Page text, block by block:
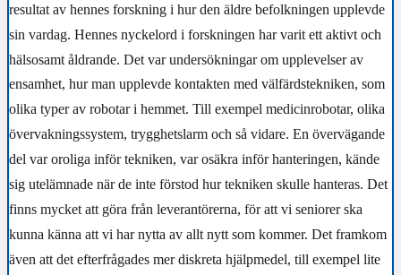
resultat av hennes forskning i hur den äldre befolkningen upplevde
sin vardag. Hennes nyckelord i forskningen har varit ett aktivt och
hälsosamt åldrande. Det var undersökningar om upplevelser av
ensamhet, hur man upplevde kontakten med välfärdstekniken, som
olika typer av robotar i hemmet. Till exempel medicinrobotar, olika
övervakningssystem, trygghetslarm och så vidare. En övervägande
del var oroliga inför tekniken, var osäkra inför hanteringen, kände
sig utelämnade när de inte förstod hur tekniken skulle hanteras. Det
finns mycket att göra från leverantörerna, för att vi seniorer ska
kunna känna att vi har nytta av allt nytt som kommer. Det framkom
även att det efterfrågades mer diskreta hjälpmedel, till exempel lite